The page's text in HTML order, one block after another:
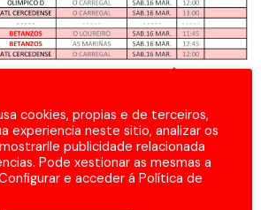
cookies, propias e de terceiros,
experiencia neste sitio, analizar os
publicidade relacionada
Pode xestionar as mesmas a
e acceder á Política de